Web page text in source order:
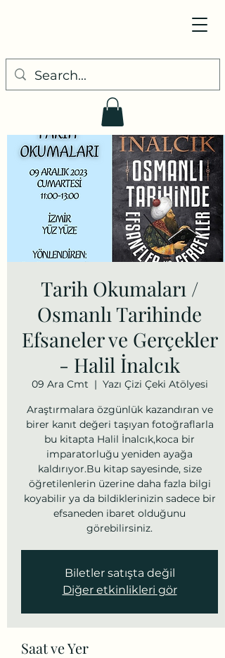
Tarih Okumaları /
Osmanlı Tarihinde
Efsaneler ve Gerçekler
- Halil İnalcık
09 Ara Cmt
  |
Yazı Çizi Çeki Atölyesi
Araştırmalara özgünlük kazandıran ve
birer kanıt değeri taşıyan fotoğraflarla
bu kitapta Halil İnalcık,koca bir
imparatorluğu yeniden ayağa
kaldırıyor.Bu kitap sayesinde, size
öğretilenlerin üzerine daha fazla bilgi
koyabilir ya da bildiklerinizin sadece bir
efsaneden ibaret olduğunu
görebilirsiniz.
Biletler satışta değil
Diğer etkinlikleri gör
Saat ve Yer